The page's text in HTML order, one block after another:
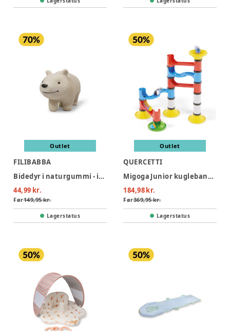
Outlet
FILIBABBA
Bidedyr i naturgummi - isbjørnen polly
44,99 kr.
Før149,95 kr.
Lagerstatus
Outlet
QUERCETTI
Migoga Junior kuglebane (31 dele)
184,98 kr.
Før369,95 kr.
Lagerstatus